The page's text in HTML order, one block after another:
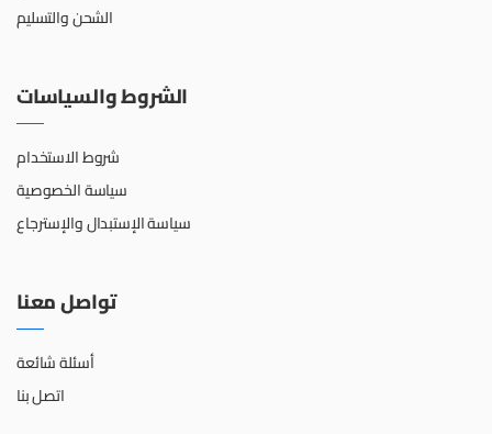
الشحن والتسليم
الشروط والسياسات
شروط الاستخدام
سياسة الخصوصية
سياسة الإستبدال والإسترجاع
تواصل معنا
أسئلة شائعة
اتصل بنا